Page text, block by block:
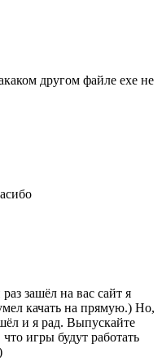
другом файле exe не
зашёл на вас сайт я
качать на прямую.) Но,
и я рад. Выпускайте
игры будут работать